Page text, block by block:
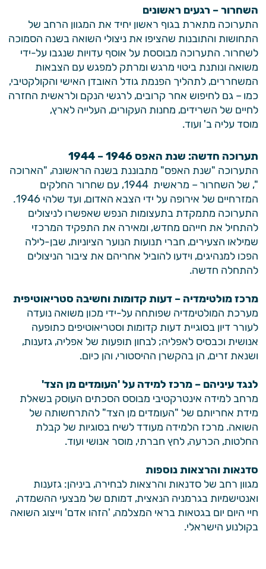
השחרור – רגעים ראשונים
התערוכה מתארת בגוף ראשון יחיד את המגוון הרחב של
התחושות והתובנות שהציפו את ניצולי השואה בשנה הסמוכה
לשחרור. התערוכה מבוססת על אוסף עדויות שנגבו על-ידי
משואה ונותנת ביטוי מרגש ומרתק למפגש עם הצבאות
המשחררים, לתהליך הפנמת גודל האובדן האישי והקולקטיבי,
כמו – גם לחיפוש אחר קרובים, לרגשי הנקם ולראשית החזרה
לחיים של השרידים, מחנות העקורים, העלייה לארץ,
מוסד עליה ב' ועוד.
תערוכה חדשה: שנת האפס 1946 – 1944
התערוכה "שנת האפס" מתבוננת בשנה הראשונה, "הארוכה
", של השחרור – מראשית 1944, עם שחרור החלקים
המזרחיים של אירופה על ידי הצבא האדום, ועד שלהי 1946.
התערוכה מתמקדת בתעצומות הנפש שאפשרו לניצולים
להתחיל את חייהם מחדש, ומאירה את התפקיד המרכזי
שמילאו הצעירים, חברי תנועות הנוער הציוניות, שבן-לילה
הפכו למנהיגים, וידעו להוביל אחריהם את ציבור הניצולים
להתחלה חדשה.
מרכז מולטימדיה – דעות קדומות וחשיבה סטריאוטיפית
מערכת המולטימדיה שפותחה על-ידי מכון משואה נועדה
לעורר דיון בסוגיית דעות קדומות וסטריאוטיפים כתופעה
אנושית וכבסיס לאפליה; לבחון תופעות של אפליה, גזענות,
ושנאת זרים, הן בהקשרן ההיסטורי, והן כיום.
לנגד עיניהם – מרכז למידה על 'העומדים מן הצד'
מרחב למידה אינטרקטיבי מבוסס הסכתים העוסק בשאלת
מידת אחריותם של "העומדים מן הצד" להתרחשותה של
השואה. מרכז הלמידה מעודד לשיח בסוגיות של קבלת
החלטות, הכרעה, לחץ חברתי, מוסר אנושי ועוד.
סדנאות והרצאות נוספות
מגוון רחב של סדנאות והרצאות לבחירה, ביניהן: גזענות
ואנטישמיות בגרמניה הנאצית, דמותם של מבצעי ההשמדה,
חיי היום יום בגטאות בראי המצלמה, 'הזהו אדם' וייצוג השואה
בקולנוע הישראלי.